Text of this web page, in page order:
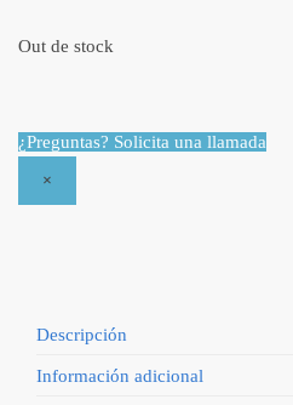
Out de stock
¿Preguntas? Solicita una llamada
×
Descripción
Información adicional